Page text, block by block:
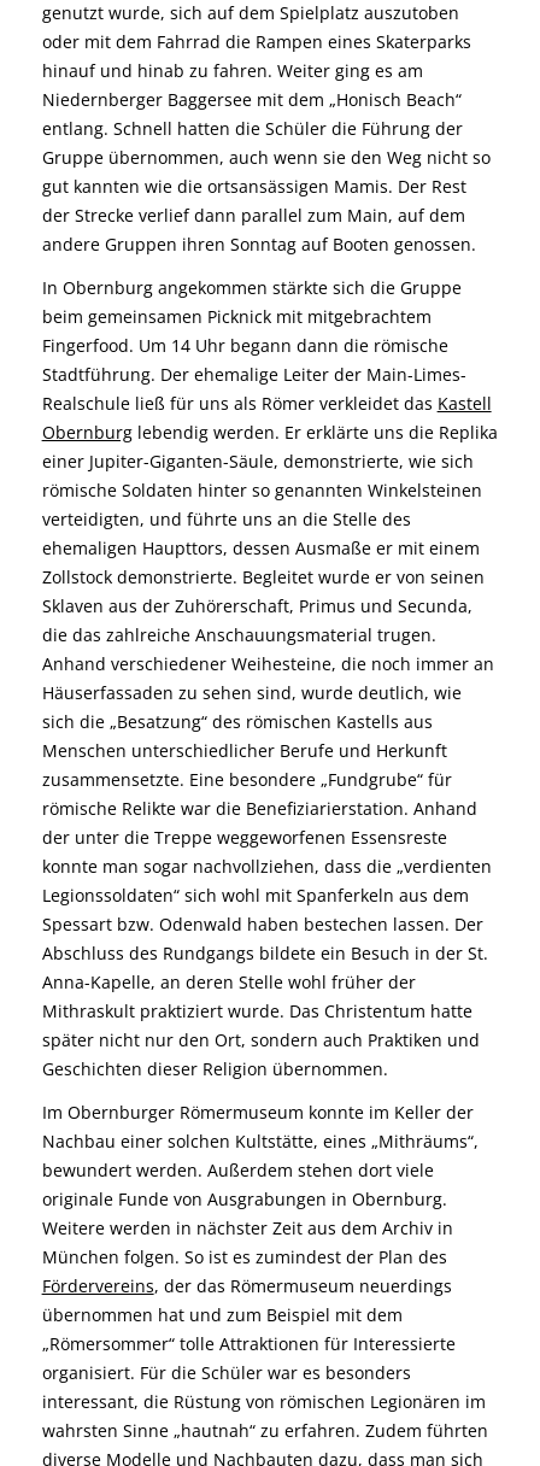
genutzt wurde, sich auf dem Spielplatz auszutoben
oder mit dem Fahrrad die Rampen eines Skaterparks
hinauf und hinab zu fahren. Weiter ging es am
Niedernberger Baggersee mit dem „Honisch Beach“
entlang. Schnell hatten die Schüler die Führung der
Gruppe übernommen, auch wenn sie den Weg nicht so
gut kannten wie die ortsansässigen Mamis. Der Rest
der Strecke verlief dann parallel zum Main, auf dem
andere Gruppen ihren Sonntag auf Booten genossen.
In Obernburg angekommen stärkte sich die Gruppe
beim gemeinsamen Picknick mit mitgebrachtem
Fingerfood. Um 14 Uhr begann dann die römische
Stadtführung. Der ehemalige Leiter der Main-Limes-
Realschule ließ für uns als Römer verkleidet das Kastell
Obernburglebendig werden. Er erklärte uns die Replika
einer Jupiter-Giganten-Säule, demonstrierte, wie sich
römische Soldaten hinter so genannten Winkelsteinen
verteidigten, und führte uns an die Stelle des
ehemaligen Haupttors, dessen Ausmaße er mit einem
Zollstock demonstrierte. Begleitet wurde er von seinen
Sklaven aus der Zuhörerschaft, Primus und Secunda,
die das zahlreiche Anschauungsmaterial trugen.
Anhand verschiedener Weihesteine, die noch immer an
Häuserfassaden zu sehen sind, wurde deutlich, wie
sich die „Besatzung“ des römischen Kastells aus
Menschen unterschiedlicher Berufe und Herkunft
zusammensetzte. Eine besondere „Fundgrube“ für
römische Relikte war die Benefiziarierstation. Anhand
der unter die Treppe weggeworfenen Essensreste
konnte man sogar nachvollziehen, dass die „verdienten
Legionssoldaten“ sich wohl mit Spanferkeln aus dem
Spessart bzw. Odenwald haben bestechen lassen. Der
Abschluss des Rundgangs bildete ein Besuch in der St.
Anna-Kapelle, an deren Stelle wohl früher der
Mithraskult praktiziert wurde. Das Christentum hatte
später nicht nur den Ort, sondern auch Praktiken und
Geschichten dieser Religion übernommen.
Im Obernburger Römermuseum konnte im Keller der
Nachbau einer solchen Kultstätte, eines „Mithräums“,
bewundert werden. Außerdem stehen dort viele
originale Funde von Ausgrabungen in Obernburg.
Weitere werden in nächster Zeit aus dem Archiv in
München folgen. So ist es zumindest der Plan des
Fördervereins, der das Römermuseum neuerdings
übernommen hat und zum Beispiel mit dem
„Römersommer“ tolle Attraktionen für Interessierte
organisiert. Für die Schüler war es besonders
interessant, die Rüstung von römischen Legionären im
wahrsten Sinne „hautnah“ zu erfahren. Zudem führten
diverse Modelle und Nachbauten dazu, dass man sich